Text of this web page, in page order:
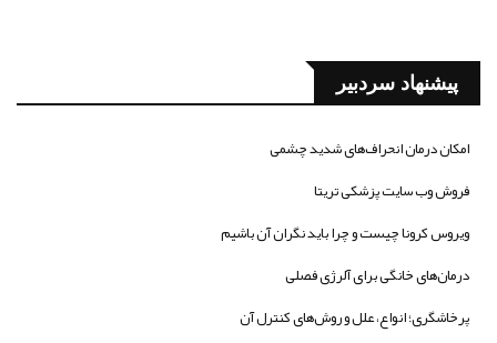
پیشنهاد سردبیر
امکان درمان انحراف‌های شدید چشمی
فروش وب سایت پزشکی تریتا
ویروس کرونا چیست و چرا باید نگران آن باشیم
درمان‌های خانگی برای آلرژی فصلی
پرخاشگری؛ انواع، علل و روش‌های کنترل آن